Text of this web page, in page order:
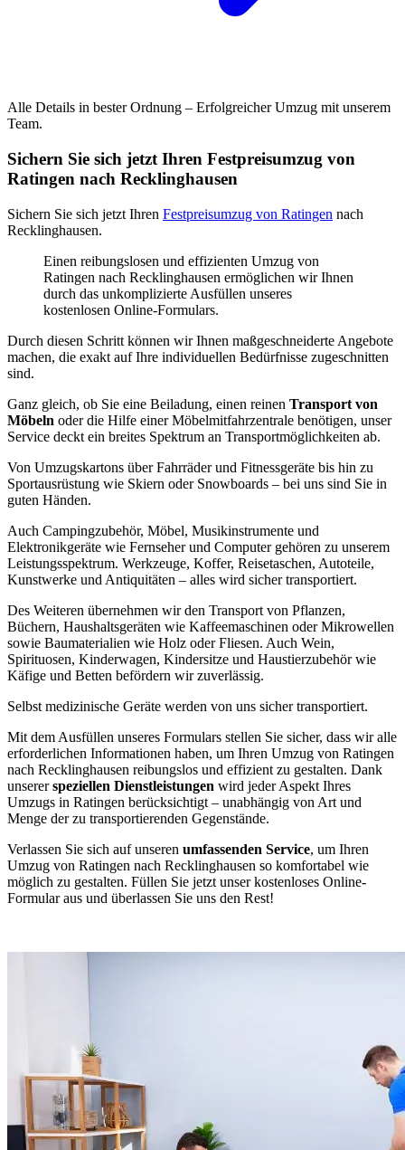
Alle Details in bester Ordnung – Erfolgreicher Umzug mit unserem
Team.
Sichern Sie sich jetzt Ihren Festpreisumzug von
Ratingen nach Recklinghausen
Sichern Sie sich jetzt Ihren Festpreisumzug von Ratingen nach
Recklinghausen.
Einen reibungslosen und effizienten Umzug von
Ratingen nach Recklinghausen ermöglichen wir Ihnen
durch das unkomplizierte Ausfüllen unseres
kostenlosen Online-Formulars.
Durch diesen Schritt können wir Ihnen maßgeschneiderte Angebote
machen, die exakt auf Ihre individuellen Bedürfnisse zugeschnitten
sind.
Ganz gleich, ob Sie eine Beiladung, einen reinen Transport von
Möbeln oder die Hilfe einer Möbelmitfahrzentrale benötigen, unser
Service deckt ein breites Spektrum an Transportmöglichkeiten ab.
Von Umzugskartons über Fahrräder und Fitnessgeräte bis hin zu
Sportausrüstung wie Skiern oder Snowboards – bei uns sind Sie in
guten Händen.
Auch Campingzubehör, Möbel, Musikinstrumente und
Elektronikgeräte wie Fernseher und Computer gehören zu unserem
Leistungsspektrum. Werkzeuge, Koffer, Reisetaschen, Autoteile,
Kunstwerke und Antiquitäten – alles wird sicher transportiert.
Des Weiteren übernehmen wir den Transport von Pflanzen,
Büchern, Haushaltsgeräten wie Kaffeemaschinen oder Mikrowellen
sowie Baumaterialien wie Holz oder Fliesen. Auch Wein,
Spirituosen, Kinderwagen, Kindersitze und Haustierzubehör wie
Käfige und Betten befördern wir zuverlässig.
Selbst medizinische Geräte werden von uns sicher transportiert.
Mit dem Ausfüllen unseres Formulars stellen Sie sicher, dass wir alle
erforderlichen Informationen haben, um Ihren Umzug von Ratingen
nach Recklinghausen reibungslos und effizient zu gestalten. Dank
unsererspeziellen Dienstleistungen wird jeder Aspekt Ihres
Umzugs in Ratingen berücksichtigt – unabhängig von Art und
Menge der zu transportierenden Gegenstände.
Verlassen Sie sich auf unseren umfassenden Service, um Ihren
Umzug von Ratingen nach Recklinghausen so komfortabel wie
möglich zu gestalten. Füllen Sie jetzt unser kostenloses Online-
Formular aus und überlassen Sie uns den Rest!